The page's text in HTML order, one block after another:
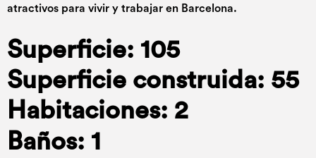
atractivos para vivir y trabajar en Barcelona.
Superficie: 105
Superficie construida: 55
Habitaciones: 2
Baños: 1